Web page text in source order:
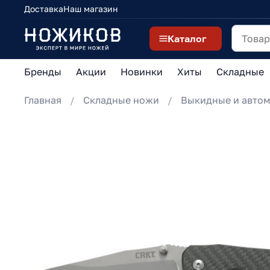
ДоставкаНаш магазин
Каталог
Бренды Акции Новинки Хиты Складные
Главная Складные ножи Выкидные и